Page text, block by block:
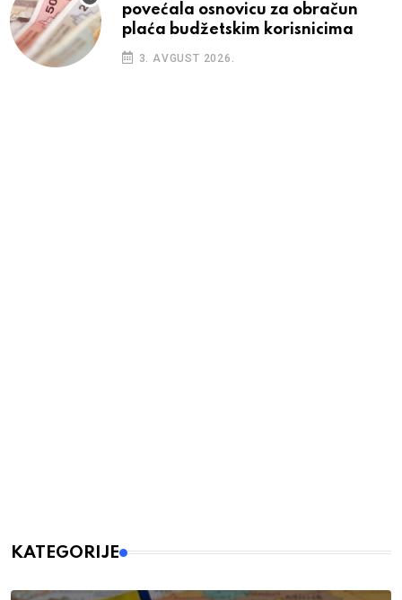
povećala osnovicu za obračun
plaća budžetskim korisnicima
3. AVGUST 2026.
KATEGORIJE